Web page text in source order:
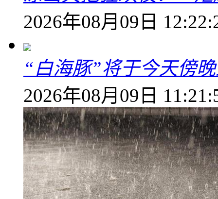
2026年08月09日
“白海豚”将于今天傍
2026年08月09日